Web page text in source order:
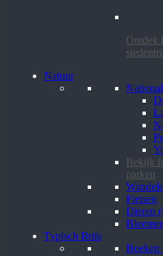
Ontdek
Natuur
Bekijk
parken
Fietsen
Dieren
Typisch Brits
Boeken